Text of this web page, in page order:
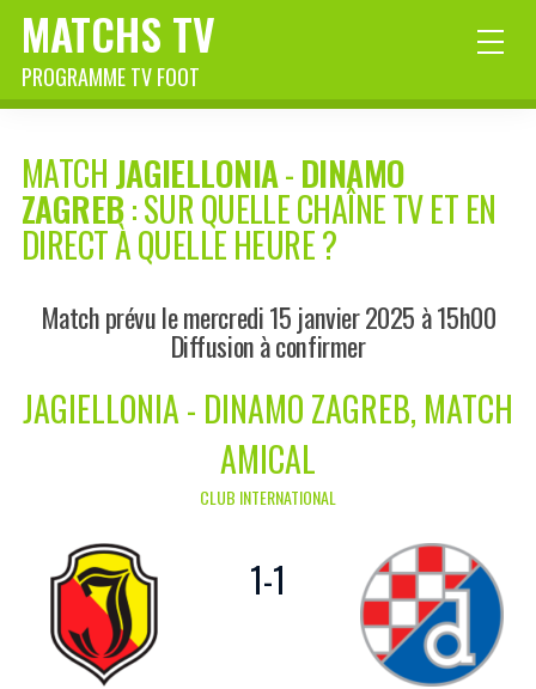
MATCHS TV
PROGRAMME TV FOOT
MATCHJAGIELLONIA-DINAMO
ZAGREB: SUR QUELLE CHAÎNE TV ET EN
DIRECT À QUELLE HEURE ?
Match prévu le mercredi 15 janvier 2025 à 15h00
Diffusion à confirmer
JAGIELLONIA - DINAMO ZAGREB, MATCH
AMICAL
CLUB INTERNATIONAL
1-1